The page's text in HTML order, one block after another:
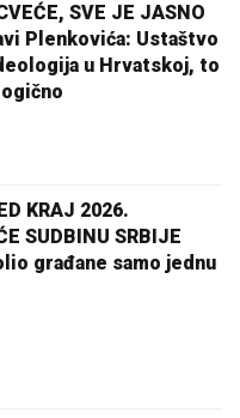
SVE JE JASNO
Plenkovića: Ustaštvo
u Hrvatskoj, to
KRAJ 2026.
SUDBINU SRBIJE
građane samo jednu